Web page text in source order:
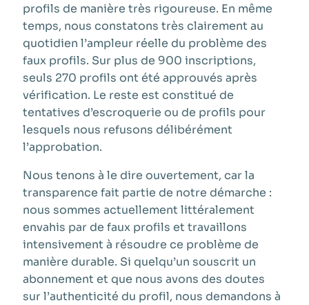
profils de manière très rigoureuse. En même
temps, nous constatons très clairement au
quotidien l’ampleur réelle du problème des
faux profils. Sur plus de 900 inscriptions,
seuls 270 profils ont été approuvés après
vérification. Le reste est constitué de
tentatives d’escroquerie ou de profils pour
lesquels nous refusons délibérément
l’approbation.
Nous tenons à le dire ouvertement, car la
transparence fait partie de notre démarche :
nous sommes actuellement littéralement
envahis par de faux profils et travaillons
intensivement à résoudre ce problème de
manière durable. Si quelqu’un souscrit un
abonnement et que nous avons des doutes
sur l’authenticité du profil, nous demandons à